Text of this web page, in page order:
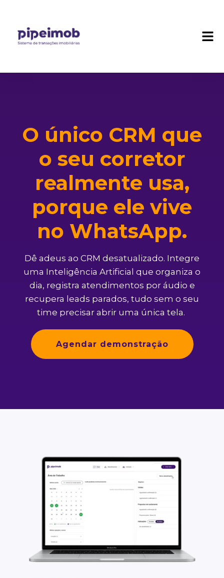
O único CRM que
o seu corretor
realmente usa,
porque ele vive
no WhatsApp.
Dê adeus ao CRM desatualizado. Integre
uma Inteligência Artificial que organiza o
dia, registra atendimentos por áudio e
recupera leads parados, tudo sem o seu
time precisar abrir uma única tela.
Agendar demonstração